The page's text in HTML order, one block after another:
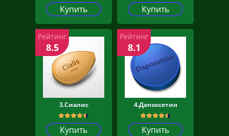
Купить Купить
3.Сиалис
Купить
Рейтинг
8.5
4.Дапоксетин
Купить
Рейтинг
8.1